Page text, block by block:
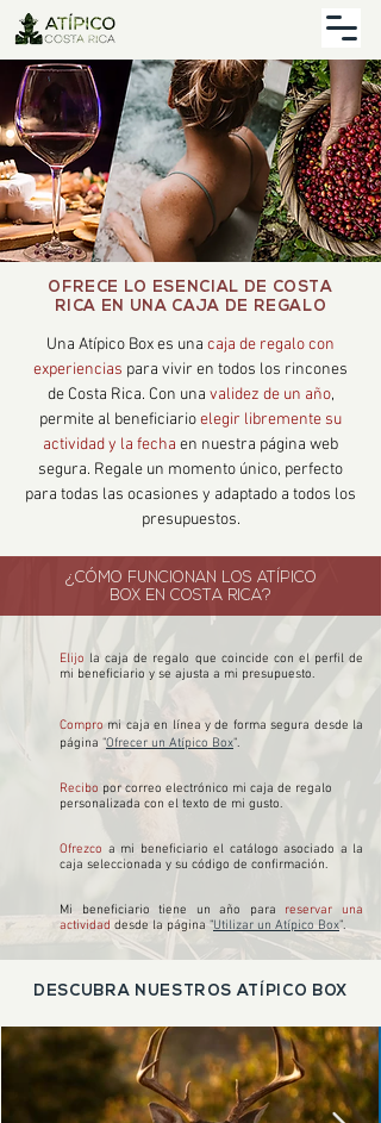
OFRECE LO ESENCIAL DE COSTA
RICA EN UNA CAJA DE REGALO
Una Atípico Box es una caja de regalo con
experiencias para vivir en todos los rincones
de Costa Rica. Con una validez de un año,
permite al beneficiarioelegir libremente su
actividad y la fecha en nuestra página web
segura. Regale un momento único, perfecto
para todas las ocasiones y adaptado a todos los
presupuestos.
Elijo la caja de regalo que coincide con el perfil de
mi beneficiario y se ajusta a mi presupuesto.
Compromi caja en línea y de forma segura desde la
página "Ofrecer un Atípico Box".
Recibo por correo electrónico mi caja de regalo
personalizada con el texto de mi gusto.
Ofrezco a mi beneficiario el catálogo asociado a la
caja seleccionada y su código de confirmación.
Mi beneficiario tiene un año para reservar una
actividad desde la página "Utilizar un Atípico Box".
¿CÓMO FUNCIONAN LOS ATÍPICO
BOX EN COSTA RICA?
DESCUBRA NUESTROS ATÍPICO BOX